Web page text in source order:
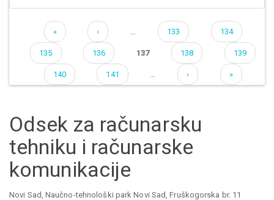
Pages
« ‹ 133 134
135 136 137 138 139
140 141 › »
Odsek za računarsku
tehniku i računarske
komunikacije
Novi Sad, Naučno-tehnološki park Novi Sad, Fruškogorska br. 11